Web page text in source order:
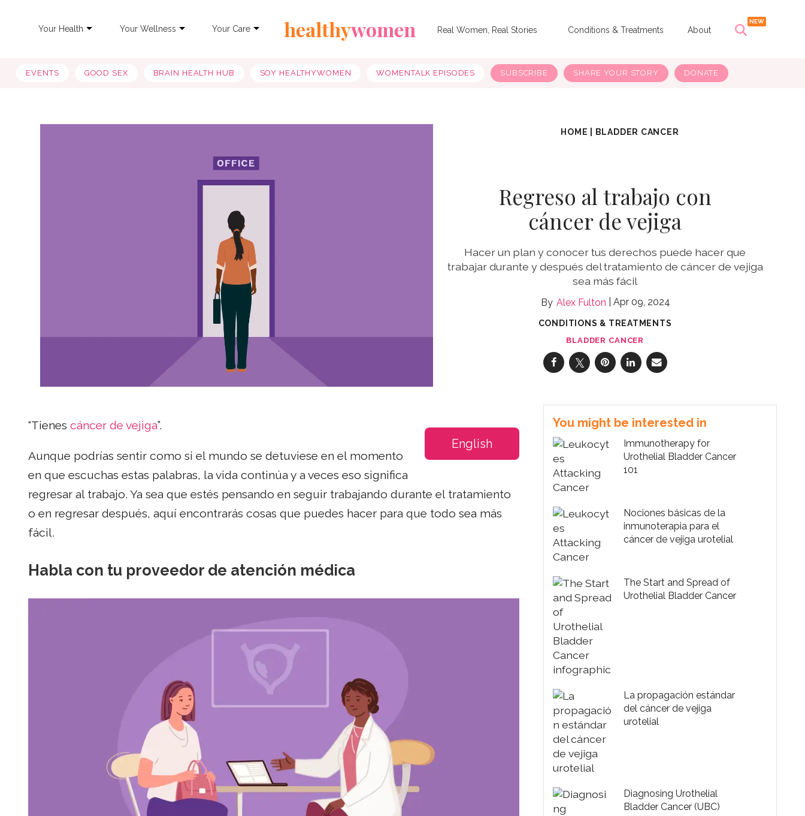
Your Health Your Wellness Your Care healthywomen Real Women, Real Stories Conditions & Treatments About
EVENTS GOOD SEX BRAIN HEALTH HUB SOY HEALTHYWOMEN WOMENTALK EPISODES SUBSCRIBE SHARE YOUR STORY DONATE
HOME BLADDER CANCER
Regreso al trabajo con
cáncer de vejiga
Hacer un plan y conocer tus derechos puede hacer que
trabajar durante y después del tratamiento de cáncer de vejiga
sea más fácil
Alex Fulton Apr 09, 2024
CONDITIONS & TREATMENTS
BLADDER CANCER
English
“Tienes cáncer de vejiga”.
Aunque podrías sentir como si el mundo se detuviese en el momento
en que escuchas estas palabras, la vida continúa y a veces eso significa
regresar al trabajo. Ya sea que estés pensando en seguir trabajando durante el tratamiento
o en regresar después, aquí encontrarás cosas que puedes hacer para que todo sea más
fácil.
Habla con tu proveedor de atención médica
You might be interested in
Immunotherapy for
Urothelial Bladder Cancer
101
Nociones básicas de la
inmunoterapia para el
cáncer de vejiga urotelial
The Start and Spread of
Urothelial Bladder Cancer
La propagación estándar
del cáncer de vejiga
urotelial
Diagnosing Urothelial
Bladder Cancer (UBC)